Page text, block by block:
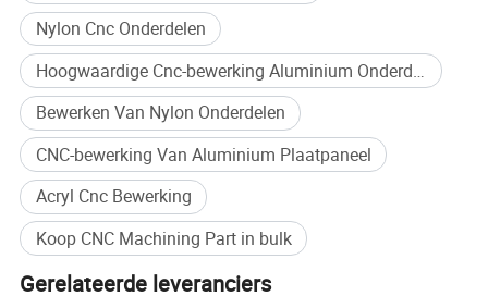
Oppervlaktebehandeling
Nylon Cnc Onderdelen
Hoogwaardige Cnc-bewerking Aluminium Onderdelen Plaat
Bewerken Van Nylon Onderdelen
CNC-bewerking Van Aluminium Plaatpaneel
Acryl Cnc Bewerking
Koop CNC Machining Part in bulk
Gerelateerde leveranciers